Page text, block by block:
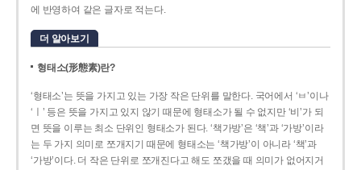
에 반영하여 같은 글자로 적는다.
더 알아보기
형태소(形態素)란?
‘형태소’는 뜻을 가지고 있는 가장 작은 단위를 말한다. 국어에서 ‘ㅂ’이나
‘ㅣ’ 등은 뜻을 가지고 있지 않기 때문에 형태소가 될 수 없지만 ‘비’가 되
면 뜻을 이루는 최소 단위인 형태소가 된다. ‘책가방’은 ‘책’과 ‘가방’이라
는 두 가지 의미로 쪼개지기 때문에 형태소는 ‘책가방’이 아니라 ‘책’과
‘가방’이다. 더 작은 단위로 쪼개진다고 해도 쪼갰을 때 의미가 없어지거